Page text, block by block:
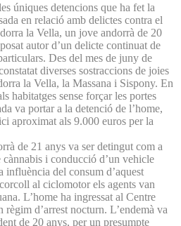
úniques detencions que ha fet la
en relació amb delictes contra el
la Vella, un jove andorrà de 20
autor d’un delicte continuat de
Des del mes de juny de
diverses sostraccions de joies
la Vella, la Massana i Sispony. En
habitatges sense forçar les portes
va portar a la detenció de l’home,
aproximat als 9.000 euros per la
de 21 anys va ser detingut com a
cànnabis i conducció d’un vehicle
del consum d’aquest
al ciclomotor els agents van
L’home ha ingressat al Centre
d’arrest nocturn. L’endemà va
de 20 anys, per un presumpte